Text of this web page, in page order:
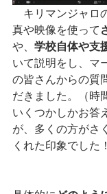
キリマンジャロ
真や映像を使って
や、 学校自体や支
いて説明をし、マ
の皆さんからの質
だきました。（時
いくつかしかお答
が、多くの方がさ
くれた印象でした